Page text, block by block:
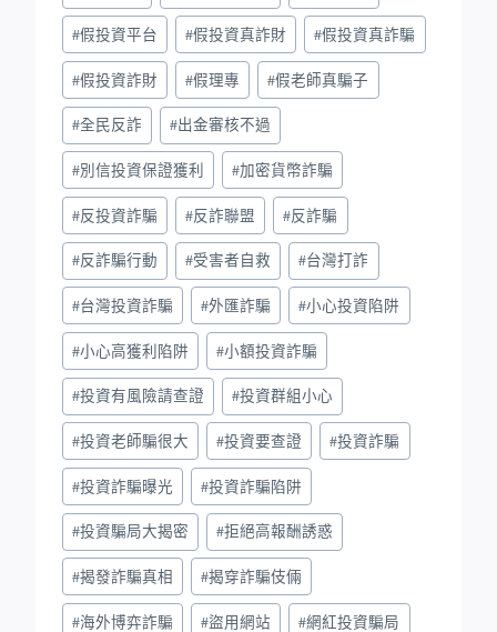
#假投資平台 #假投資真詐財 #假投資真詐騙
#假投資詐財 #假理專 #假老師真騙子
#全民反詐 #出金審核不過
#別信投資保證獲利 #加密貨幣詐騙
#反投資詐騙 #反詐聯盟 #反詐騙
#反詐騙行動 #受害者自救 #台灣打詐
#台灣投資詐騙 #外匯詐騙 #小心投資陷阱
#小心高獲利陷阱 #小額投資詐騙
#投資有風險請查證 #投資群組小心
#投資老師騙很大 #投資要查證 #投資詐騙
#投資詐騙曝光 #投資詐騙陷阱
#投資騙局大揭密 #拒絕高報酬誘惑
#揭發詐騙真相 #揭穿詐騙伎倆
#海外博弈詐騙 #盜用網站 #網紅投資騙局